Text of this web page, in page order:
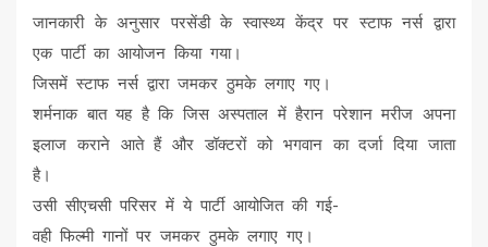
जानकारी के अनुसार परसेंडी के स्वास्थ्य केंद्र पर स्टाफ नर्स द्वारा
एक पार्टी का आयोजन किया गया।
जिसमें स्टाफ नर्स द्वारा जमकर ठुमके लगाए गए।
शर्मनाक बात यह है कि जिस अस्पताल में हैरान परेशान मरीज अपना
इलाज कराने आते हैं और डॉक्टरों को भगवान का दर्जा दिया जाता
है।
उसी सीएचसी परिसर में ये पार्टी आयोजित की गई-
वही फिल्मी गानों पर जमकर ठुमके लगाए गए।